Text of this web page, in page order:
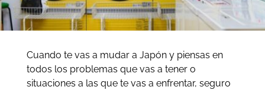
Cuando te vas a mudar a Japón y piensas en
todos los problemas que vas a tener o
situaciones a las que te vas a enfrentar, seguro